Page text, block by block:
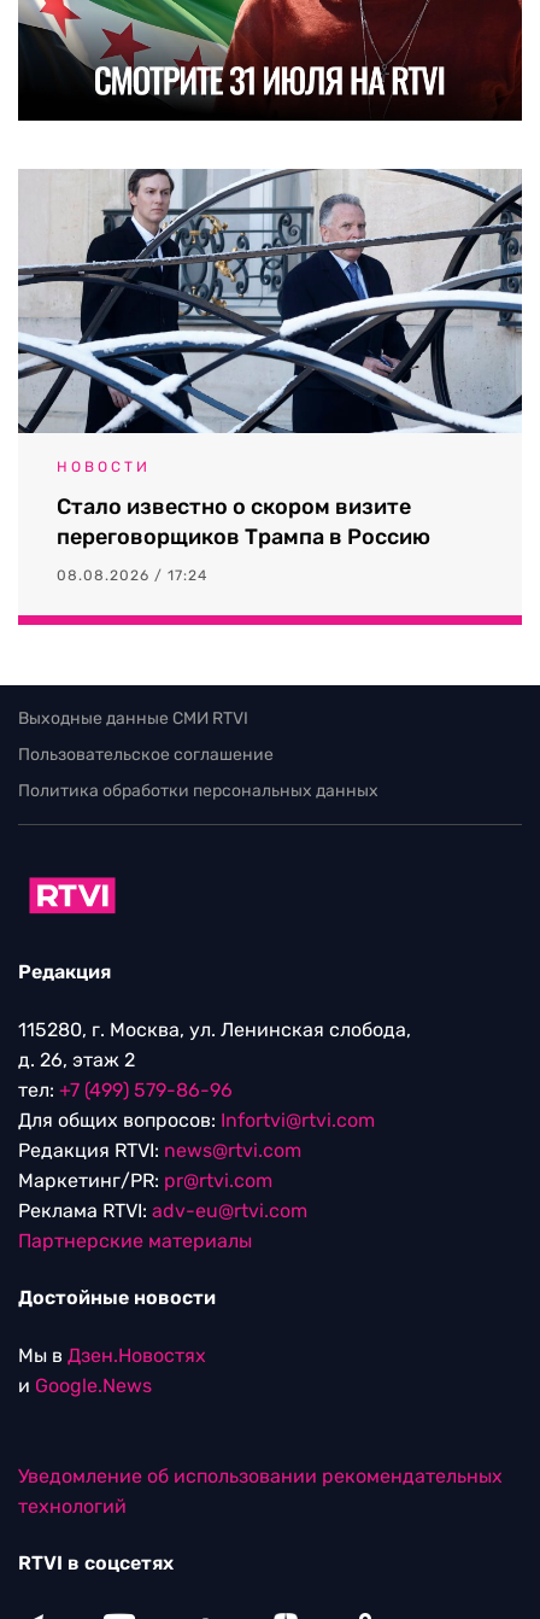
НОВОСТИ
Стало известно о скором визите
переговорщиков Трампа в Россию
08.08.2026 / 17:24
Выходные данные СМИ RTVI
Пользовательское соглашение
Политика обработки персональных данных
Редакция
115280, г. Москва, ул. Ленинская слобода,
д. 26, этаж 2
тел: +7 (499) 579-86-96
Для общих вопросов: Infortvi@rtvi.com
Редакция RTVI: news@rtvi.com
Маркетинг/PR: pr@rtvi.com
Реклама RTVI: adv-eu@rtvi.com
Партнерские материалы
Достойные новости
Мы в Дзен.Новостях
и Google.News
Уведомление об использовании рекомендательных
технологий
RTVI в соцсетях